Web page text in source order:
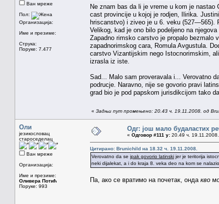
Ван мреже
Пол:
Организација:
Име и презиме:
Струка:
Поруке: 7.477
Ne znam bas da li je vreme u kom je
cast provincije u kojoj je rodjen, Ilirika.
hriscanstvo) i ziveo je u 6. veku (527—565).
Velikog, kad je ono bilo podeljeno na
Zapadno rimsko carstvo je propalo bezmalo
zapadnorimskog cara, Romula Avgustula.
carstvo Vizantijskim nego Istocnorimskim,
izrasla iz iste.
Sad... Malo sam proveravala i... Verovatno
podrucje. Naravno, nije se govorio pravi
grad bio je pod papskom jurisdikcijom tako
« Задњи пут промењено: 20.43 ч. 19.11.2008. од
Оли
језикословац
староседелац
Ван мреже
Организација:
Име и презиме:
Оливера Потић
Поруке: 993
Одг: још мало будаластих
« Одговор #111 у: 20.49 ч.
Цитирано: Brunichild на 18.32 ч. 19.11.2008.
Verovatno da se ipak govorio latinski jer je teritorija
neki dijalekat, a i do kraja 8. veka deo na kom se
Па, ако се вратимо на почетак, онда кво